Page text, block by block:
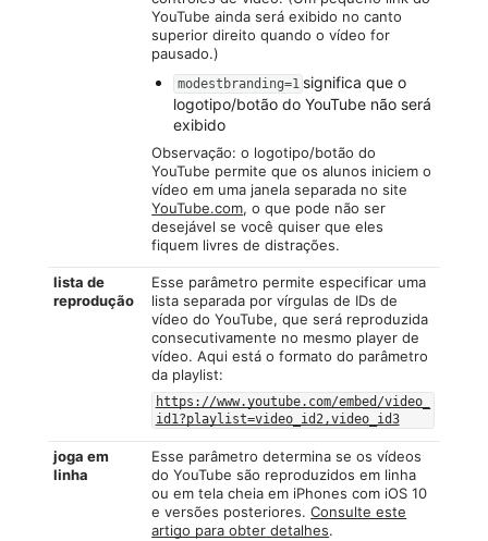
YouTube ainda será exibido no canto
superior direito quando o vídeo for
pausado.)
modestbranding=1 significa que o
logotipo/botão do YouTube não será
exibido
Observação: o logotipo/botão do
YouTube permite que os alunos iniciem o
vídeo em uma janela separada no site
YouTube.com, o que pode não ser
desejável se você quiser que eles
fiquem livres de distrações.
lista de
reprodução
Esse parâmetro permite especificar uma
lista separada por vírgulas de IDs de
vídeo do YouTube, que será reproduzida
consecutivamente no mesmo player de
vídeo. Aqui está o formato do parâmetro
da playlist:
https://www.youtube.com/embed/video_
id1?playlist=video_id2,video_id3
joga em
linha
Esse parâmetro determina se os vídeos
do YouTube são reproduzidos em linha
ou em tela cheia em iPhones com iOS 10
e versões posteriores.Consulte este
artigo para obter detalhes.